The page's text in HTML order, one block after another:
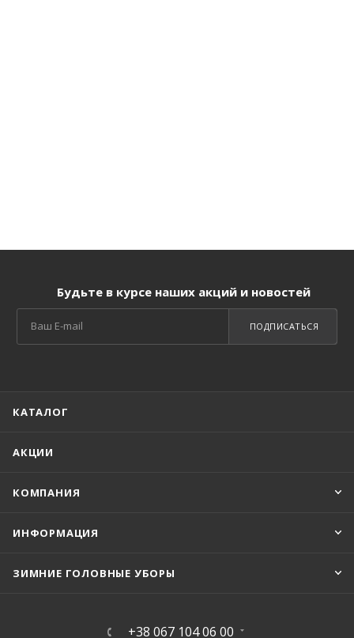
Будьте в курсе наших акций и новостей
ПОДПИСАТЬСЯ
КАТАЛОГ
АКЦИИ
КОМПАНИЯ
ИНФОРМАЦИЯ
ЗИМНИЕ ГОЛОВНЫЕ УБОРЫ
+38 067 104 06 00